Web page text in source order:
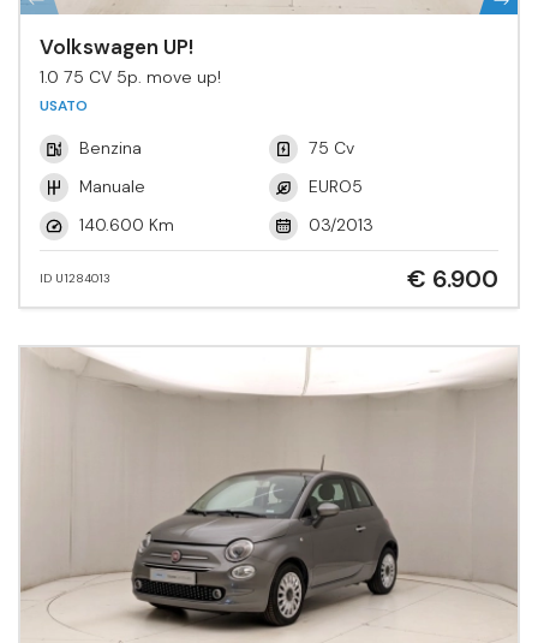
Volkswagen UP!
1.0 75 CV 5p. move up!
USATO
Benzina
75 Cv
Manuale
EURO5
140.600 Km
03/2013
ID U1284013 € 6.900